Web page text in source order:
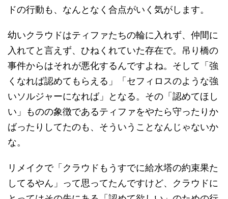
ドの行動も、なんとなく合点がいく気がします。
幼いクラウドはティファたちの輪に入れず、仲間に
入れてと言えず、ひねくれていた存在で。吊り橋の
事件からはそれが悪化するんですよね。そして「強
くなれば認めてもらえる」「セフィロスのような強
いソルジャーになれば」となる。その「認めてほし
い」ものの象徴であるティファをやたら守ったりか
ばったりしてたのも、そういうことなんじゃないか
な。
リメイクで「クラウドもうすでに給水塔の約束果た
してるやん」って思ってたんですけど、クラウドに